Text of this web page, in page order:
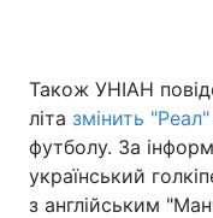
Також УНІАН
літа змінить
футболу. За
український
з англійським